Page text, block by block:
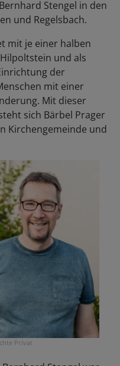
Stengel in den
und Regelsbach.
mit je einer halben
und als
der
mit einer
Mit dieser
sich Bärbel Prager
Kirchengemeinde und
Privat